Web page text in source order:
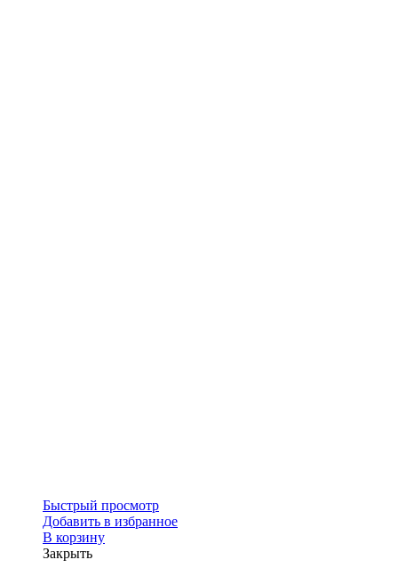
Быстрый просмотр
Добавить в избранное
В корзину
Закрыть